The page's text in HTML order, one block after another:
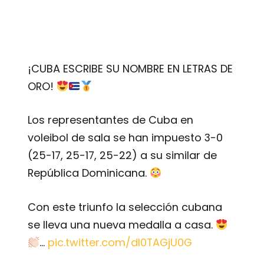
¡CUBA ESCRIBE SU NOMBRE EN LETRAS DE
ORO!
Los representantes de Cuba en
voleibol de sala se han impuesto 3-0
(25-17, 25-17, 25-22) a su similar de
República Dominicana.
Con este triunfo la selección cubana
se lleva una nueva medalla a casa.
… pic.twitter.com/dI0TAGjU0G